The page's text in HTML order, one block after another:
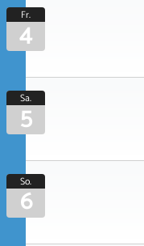
Fr.
4
Sa.
5
So.
6